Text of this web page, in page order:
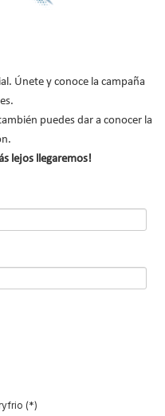
a
TODA LA
Únete y conoce la campaña
puedes dar a conocer la
lejos llegaremos!
(*)